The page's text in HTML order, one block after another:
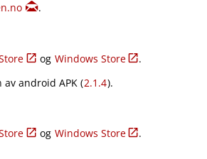
.
og Windows Store
.
android APK (2.1.4).
og Windows Store .